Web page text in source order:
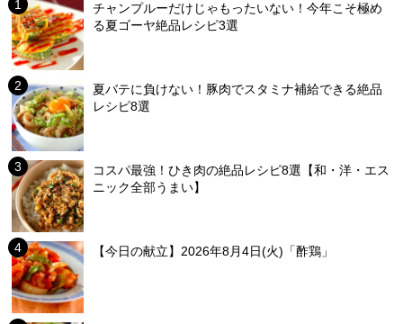
チャンプルーだけじゃもったいない！今年こそ極め
る夏ゴーヤ絶品レシピ3選
夏バテに負けない！豚肉でスタミナ補給できる絶品
レシピ8選
コスパ最強！ひき肉の絶品レシピ8選【和・洋・エス
ニック全部うまい】
【今日の献立】2026年8月4日(火)「酢鶏」